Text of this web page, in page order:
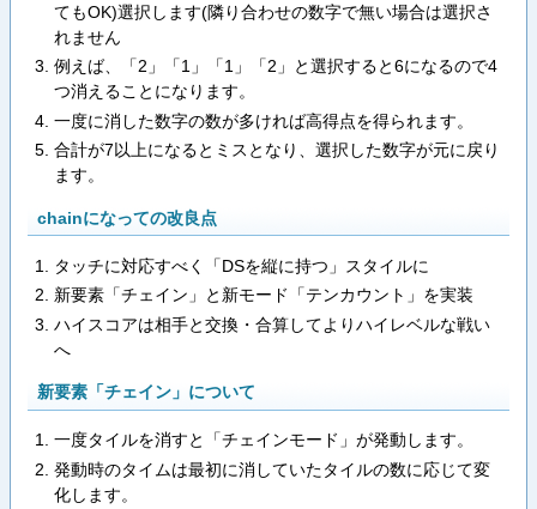
てもOK)選択します(隣り合わせの数字で無い場合は選択さ
れません
例えば、「2」「1」「1」「2」と選択すると6になるので4
つ消えることになります。
一度に消した数字の数が多ければ高得点を得られます。
合計が7以上になるとミスとなり、選択した数字が元に戻り
ます。
chainになっての改良点
タッチに対応すべく「DSを縦に持つ」スタイルに
新要素「チェイン」と新モード「テンカウント」を実装
ハイスコアは相手と交換・合算してよりハイレベルな戦い
へ
新要素「チェイン」について
一度タイルを消すと「チェインモード」が発動します。
発動時のタイムは最初に消していたタイルの数に応じて変
化します。